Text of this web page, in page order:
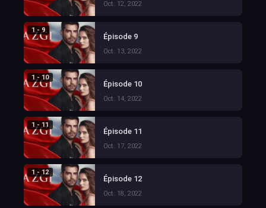
Oct. 12, 2022
1 - 9
Épisode 9
Oct. 13, 2022
1 - 10
Épisode 10
Oct. 14, 2022
1 - 11
Épisode 11
Oct. 17, 2022
1 - 12
Épisode 12
Oct. 18, 2022